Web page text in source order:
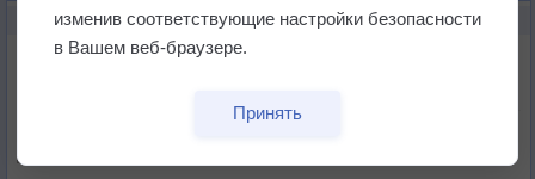
ЭТО ИНТЕРЕСНО
Почему северный загар цветом отличается от
Букет сирени вреден для здоровья
изменив соответствующие настройки безопасности
в Вашем веб-браузере.
Принять